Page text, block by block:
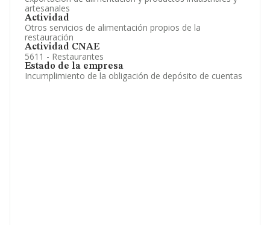
artesanales
Actividad
Otros servicios de alimentación propios de la
restauración
Actividad CNAE
5611 - Restaurantes
Estado de la empresa
Incumplimiento de la obligación de depósito de cuentas